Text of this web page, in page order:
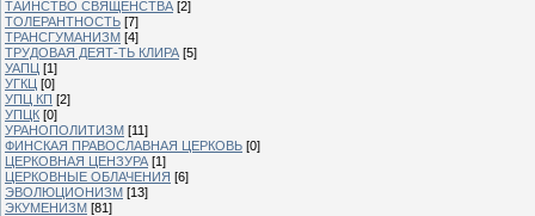
ТАИНСТВО СВЯЩЕНСТВА [2]
ТОЛЕРАНТНОСТЬ [7]
ТРАНСГУМАНИЗМ [4]
ТРУДОВАЯ ДЕЯТ-ТЬ КЛИРА [5]
УАПЦ [1]
УГКЦ [0]
УПЦ КП [2]
УПЦК [0]
УРАНОПОЛИТИЗМ [11]
ФИНСКАЯ ПРАВОСЛАВНАЯ ЦЕРКОВЬ [0]
ЦЕРКОВНАЯ ЦЕНЗУРА [1]
ЦЕРКОВНЫЕ ОБЛАЧЕНИЯ [6]
ЭВОЛЮЦИОНИЗМ [13]
ЭКУМЕНИЗМ [81]